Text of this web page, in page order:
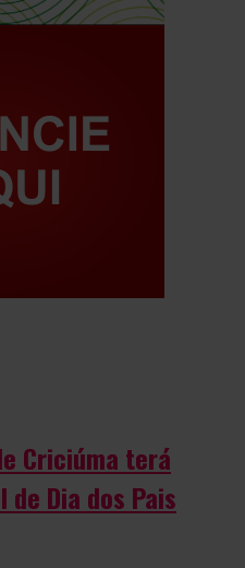
Criciúma terá
Dia dos Pais